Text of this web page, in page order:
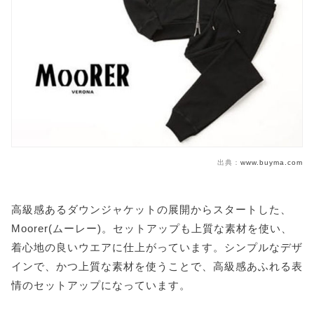
出典： www.buyma.com
高級感あるダウンジャケットの展開からスタートした、
Moorer(ムーレー)。セットアップも上質な素材を使い、
着心地の良いウエアに仕上がっています。シンプルなデザ
インで、かつ上質な素材を使うことで、高級感あふれる表
情のセットアップになっています。